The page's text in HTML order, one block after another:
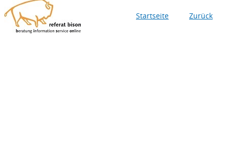
Startseite Zurück